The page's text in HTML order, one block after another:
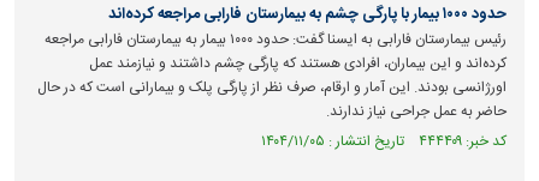
حدود ۱۰۰۰ بیمار با پارگی چشم به بیمارستان فارابی مراجعه کرده‌اند
رئیس بیمارستان فارابی به ایسنا گفت: حدود ۱۰۰۰ بیمار به بیمارستان فارابی مراجعه
کرده‌اند و این بیماران، افرادی هستند که پارگی چشم داشتند و نیازمند عمل
اورژانسی بودند. این آمار و ارقام، صرف نظر از پارگی پلک و بیمارانی است که در حال
حاضر به عمل جراحی نیاز ندارند.
کد خبر: ۴۴۴۴۰۹ تاریخ انتشار : ۱۴۰۴/۱۱/۰۵